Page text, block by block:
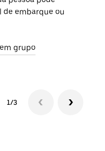
de embarque ou
grupo
1/3